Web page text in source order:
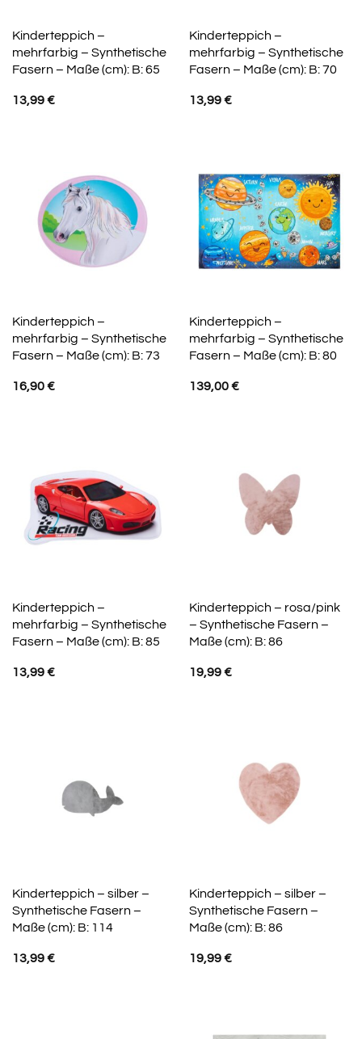
Kinderteppich –
mehrfarbig – Synthetische
Fasern – Maße (cm): B: 65
13,99€
Kinderteppich –
mehrfarbig – Synthetische
Fasern – Maße (cm): B: 70
13,99€
Kinderteppich –
mehrfarbig – Synthetische
Fasern – Maße (cm): B: 73
16,90€
Kinderteppich –
mehrfarbig – Synthetische
Fasern – Maße (cm): B: 80
139,00€
Kinderteppich –
mehrfarbig – Synthetische
Fasern – Maße (cm): B: 85
13,99€
Kinderteppich – rosa/pink
– Synthetische Fasern –
Maße (cm): B: 86
19,99€
Kinderteppich – silber –
Synthetische Fasern –
Maße (cm): B: 114
13,99€
Kinderteppich – silber –
Synthetische Fasern –
Maße (cm): B: 86
19,99€